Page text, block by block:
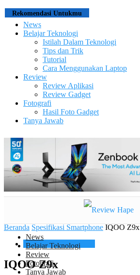
News
Belajar Teknologi
Istilah Dalam Teknologi
Tips dan Trik
Tutorial
Cara Menggunakan Laptop
Review
Review Aplikasi
Review Gadget
Fotografi
Hasil Foto Gadget
Tanya Jawab
News
Belajar Teknologi
Review
Fotografi
Tanya Jawab
Beranda Spesifikasi Smartphone IQOO Z9x
Spesifikasi Smartphone
IQOO Z9x
Rekomendasi Untukmu